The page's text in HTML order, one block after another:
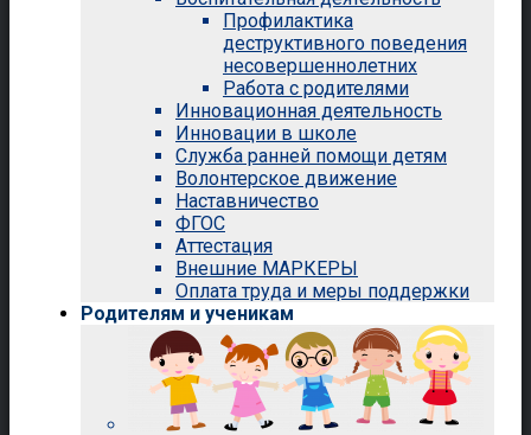
Профилактика
деструктивного поведения
несовершеннолетних
Работа с родителями
Инновационная деятельность
Инновации в школе
Служба ранней помощи детям
Волонтерское движение
Наставничество
ФГОС
Аттестация
Внешние МАРКЕРЫ
Оплата труда и меры поддержки
Родителям и ученикам